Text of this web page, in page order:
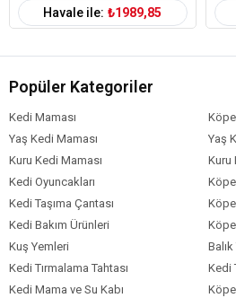
Köpek Yaş
Aralığı
Yetişkin (1-7 Yaş)
Köpek Maması
Normal
Köpek Özel
Bağışıklık Sistemi
Tüy Yumağı
Köpek Irk
Orta Irk (11-25 kg)
Köpek Maması
Köpek Maması
Havale ile: ₺1989,85
Popüler Kategoriler
Kedi Maması
Yaş Kedi Maması
Yaş
Kuru Kedi Maması
Kuru
Kedi Oyuncakları
Kedi Taşıma Çantası
Kedi Bakım Ürünleri
Kuş Yemleri
Kedi Tırmalama Tahtası
Kedi
Kedi Mama ve Su Kabı